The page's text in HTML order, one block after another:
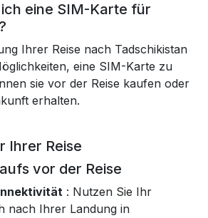
eine SIM-Karte für
Ihrer Reise nach Tadschikistan
eine SIM-Karte zu
sie vor der Reise kaufen oder
erhalten.
Ihrer Reise
vor der Reise
: Nutzen Sie Ihr
nach Ihrer Landung in